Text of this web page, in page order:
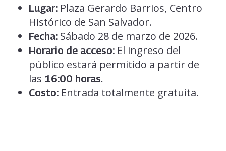
Lugar:Plaza Gerardo Barrios, Centro
Histórico de San Salvador.
Fecha:Sábado 28 de marzo de 2026.
Horario de acceso:El ingreso del
público estará permitido a partir de
las 16:00 horas.
Costo:Entrada totalmente gratuita.